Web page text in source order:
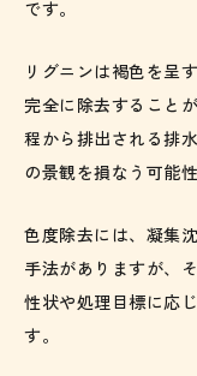
です。
リグニンは褐色を呈
完全に除去すること
程から排出される排
の景観を損なう可能
色度除去には、凝集
手法がありますが、
性状や処理目標に応
す。